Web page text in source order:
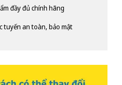
đầy đủ chính hãng
tuyến an toàn, bảo mật